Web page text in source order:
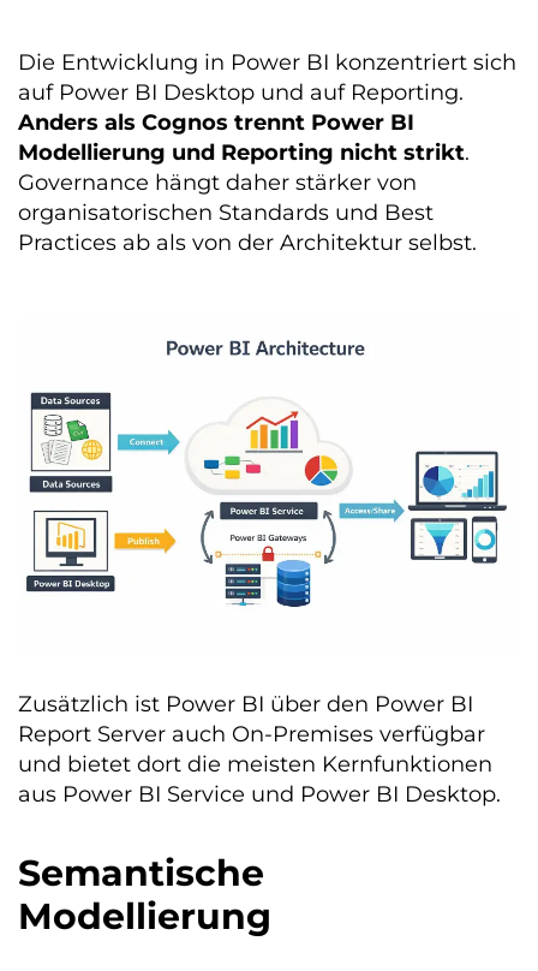
Die Entwicklung in Power BI konzentriert sich
auf Power BI Desktop und auf Reporting.
Anders als Cognos trennt Power BI
Modellierung und Reporting nicht strikt.
Governance hängt daher stärker von
organisatorischen Standards und Best
Practices ab als von der Architektur selbst.
Zusätzlich ist Power BI über den Power BI
Report Server auch On-Premises verfügbar
und bietet dort die meisten Kernfunktionen
aus Power BI Service und Power BI Desktop.
Semantische
Modellierung